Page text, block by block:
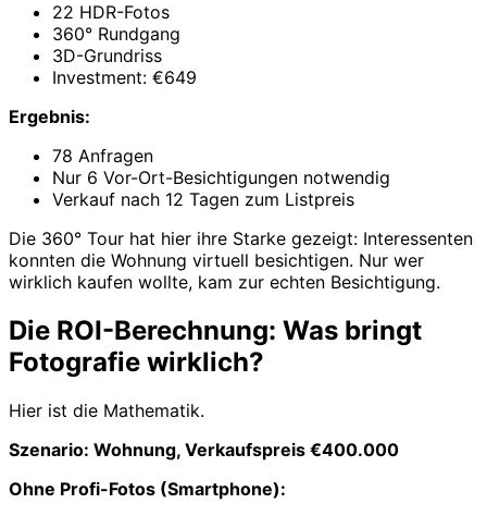
22 HDR-Fotos
360° Rundgang
3D-Grundriss
Investment: €649
Ergebnis:
78 Anfragen
Nur 6 Vor-Ort-Besichtigungen notwendig
Verkauf nach 12 Tagen zum Listpreis
Die 360° Tour hat hier ihre Starke gezeigt: Interessenten
konnten die Wohnung virtuell besichtigen. Nur wer
wirklich kaufen wollte, kam zur echten Besichtigung.
Die ROI-Berechnung: Was bringt
Fotografie wirklich?
Hier ist die Mathematik.
Szenario: Wohnung, Verkaufspreis €400.000
Ohne Profi-Fotos (Smartphone):